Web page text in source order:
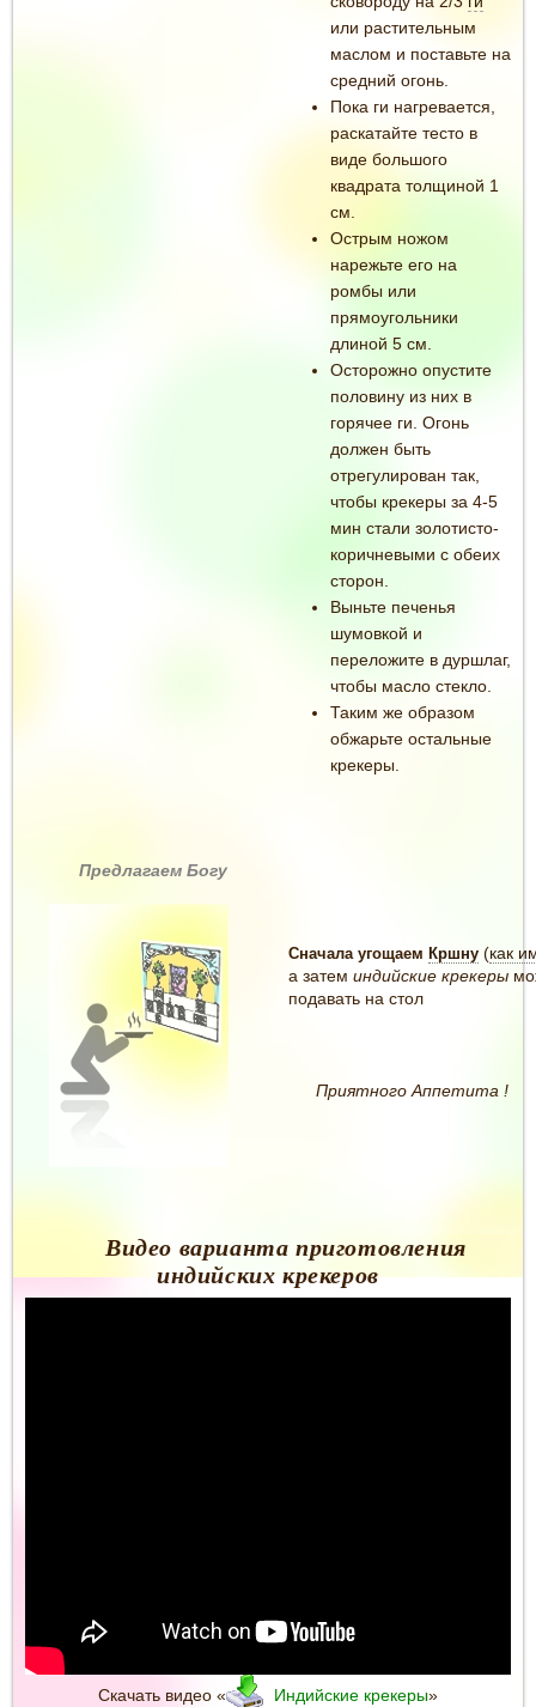
или растительным
маслом и поставьте на
средний огонь.
Пока ги нагревается,
раскатайте тесто в
виде большого
квадрата толщиной 1
см.
Острым ножом
нарежьте его на
ромбы или
прямоугольники
длиной 5 см.
Осторожно опустите
половину из них в
горячее ги. Огонь
должен быть
отрегулирован так,
чтобы крекеры за 4-5
мин стали золотисто-
коричневыми с обеих
сторон.
Выньте печенья
шумовкой и
переложите в дуршлаг,
чтобы масло стекло.
Таким же образом
обжарьте остальные
крекеры.
Предлагаем Богу
Сначала угощаем Кршну (как
а затем индийские крекеры
подавать на стол
Приятного Аппетита !
Видео варианта приготовления
индийских крекеров
Скачать видео « Индийские крекеры»